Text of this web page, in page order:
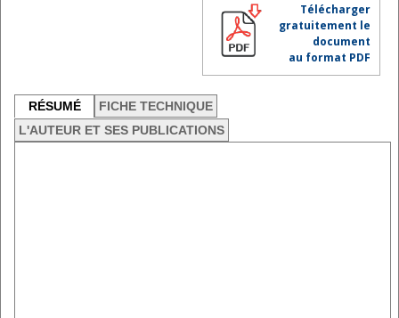
Télécharger
gratuitement le
document
au format PDF
RÉSUMÉ
FICHE TECHNIQUE
L'AUTEUR ET SES PUBLICATIONS